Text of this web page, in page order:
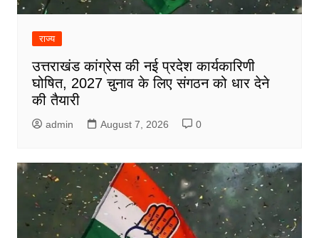
राज्य
उत्तराखंड कांग्रेस की नई प्रदेश कार्यकारिणी
घोषित, 2027 चुनाव के लिए संगठन को धार देने
की तैयारी
admin August 7, 2026 0